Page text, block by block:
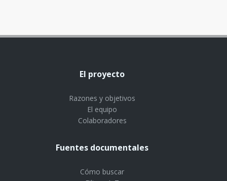
El proyecto
Razones y objetivos
El equipo
Colaboradores
Fuentes documentales
Cómo buscar